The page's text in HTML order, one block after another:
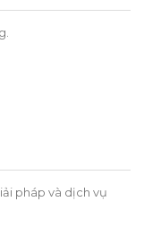
pháp và dịch vụ